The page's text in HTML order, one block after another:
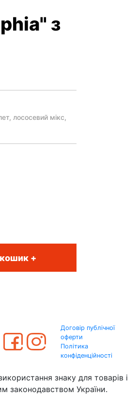
з
лососевий мікс,
+
Договір публічної
оферти
Політика
конфіденційності
знаку для товарів і
законодавством України.